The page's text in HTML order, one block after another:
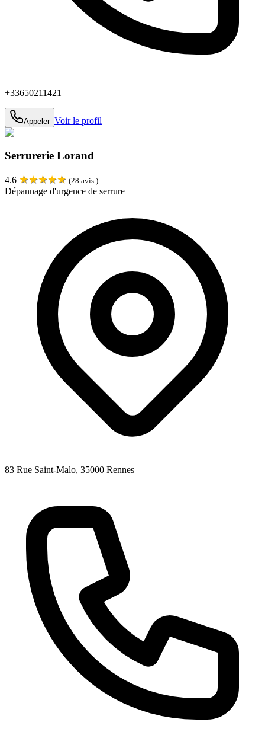
+33650211421
Appeler Voir le profil
Serrurerie Lorand
4.6 ★★★★★ (28 avis )
Dépannage d'urgence de serrure
83 Rue Saint-Malo, 35000 Rennes